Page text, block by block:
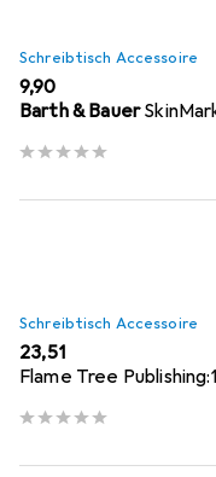
Schreibtisch Accessoire
EUR
9,90
Barth & Bauer
Schreibtisch Accessoire
EUR
23,51
Flame Tree